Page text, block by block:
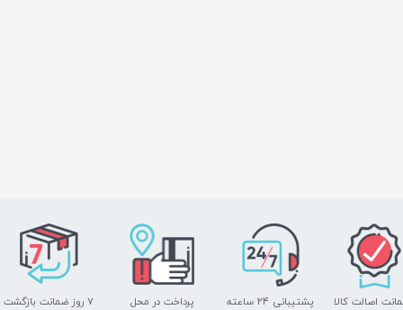
اصالت کالا ۷ روز ضمانت بازگشت پرداخت در محل پشتیبانی ۲۴ ساعته